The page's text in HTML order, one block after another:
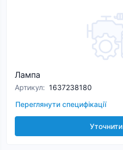
Лампа
Артикул: 1637238180
Переглянути специфікації
Уточнити